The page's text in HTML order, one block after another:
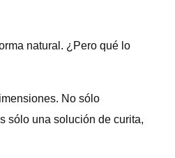
natural. ¿Pero qué lo
No sólo
sólo una solución de curita,